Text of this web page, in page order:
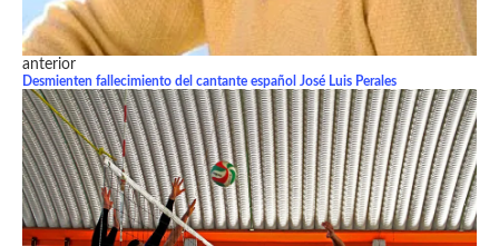
anterior
Desmienten fallecimiento del cantante español José Luis Perales